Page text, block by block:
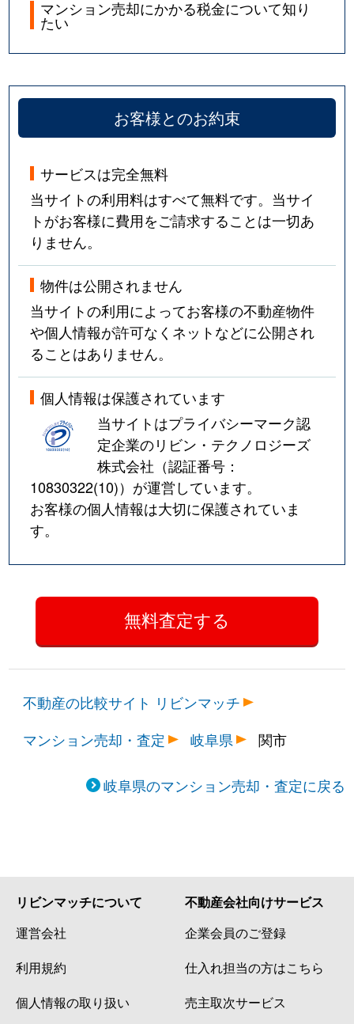
マンション売却にかかる税金について知り
たい
お客様とのお約束
サービスは完全無料
当サイトの利用料はすべて無料です。当サイ
トがお客様に費用をご請求することは一切あ
りません。
物件は公開されません
当サイトの利用によってお客様の不動産物件
や個人情報が許可なくネットなどに公開され
ることはありません。
個人情報は保護されています
当サイトはプライバシーマーク認
定企業のリビン・テクノロジーズ
株式会社（認証番号：
10830322(10)）が運営しています。
お客様の個人情報は大切に保護されていま
す。
不動産の比較サイト リビンマッチ
マンション売却・査定
岐阜県 関市
岐阜県のマンション売却・査定に戻る
リビンマッチについて
運営会社
利用規約
個人情報の取り扱い
不動産会社向けサービス
企業会員のご登録
仕入れ担当の方はこちら
売主取次サービス